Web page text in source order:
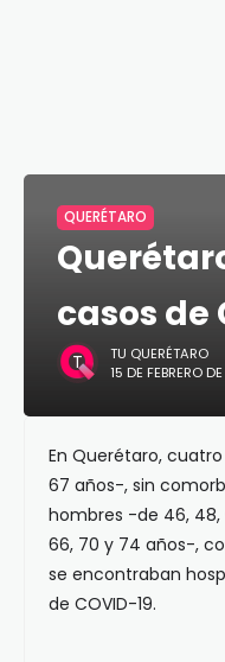
QUERÉTARO
casos de
TU QUERÉTARO
15 DE FEBRERO
En Querétaro,
67 años-, sin
hombres -de 46, 48,
66, 70 y 74 años-,
se encontraban
de COVID-19.